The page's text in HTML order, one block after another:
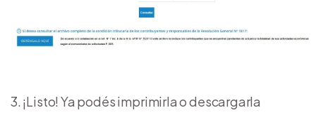
¡Listo! Ya podés imprimirla o descargarla